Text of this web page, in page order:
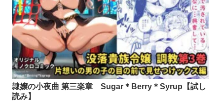
隷嬢の小夜曲 第三楽章 Sugar＊Berry＊Syrup【試し
読み】